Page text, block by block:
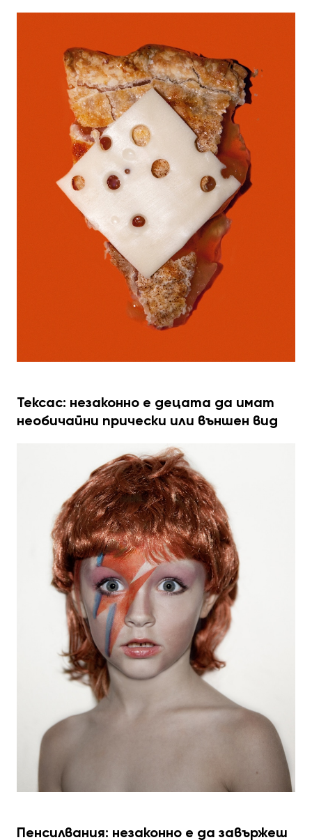
Тексас: незаконно е децата да имат
необичайни прически или външен вид
Пенсилвания: незаконно е да завържеш